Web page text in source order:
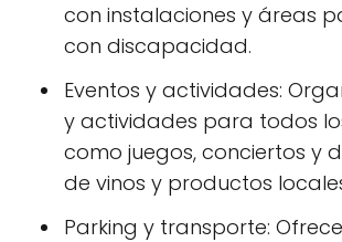
con instalaciones y áreas
con discapacidad.
Eventos y actividades:
y actividades para todos
como juegos, conciertos y
de vinos y productos
Parking y transporte: